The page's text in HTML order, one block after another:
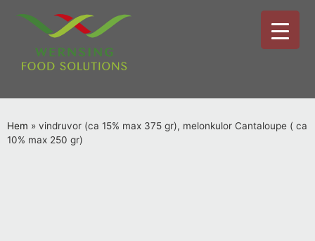
Hem » vindruvor (ca 15% max 375 gr), melonkulor Cantaloupe ( ca
10% max 250 gr)